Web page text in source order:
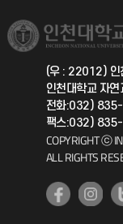
취업정보(학생)
총동문회
국제지원과
공자아카데미
기초교육원
(우 : 22012) 인
인천대학교 자
전화:032)
팩스:032)
COPYRIGHT ⓒ
ALL RIGHTS